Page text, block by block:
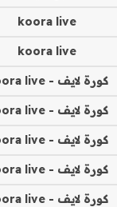
koora live
koora live
كورة لايف - koora live
كورة لايف - koora live
كورة لايف - koora live
كورة لايف - koora live
كورة لايف - koora live